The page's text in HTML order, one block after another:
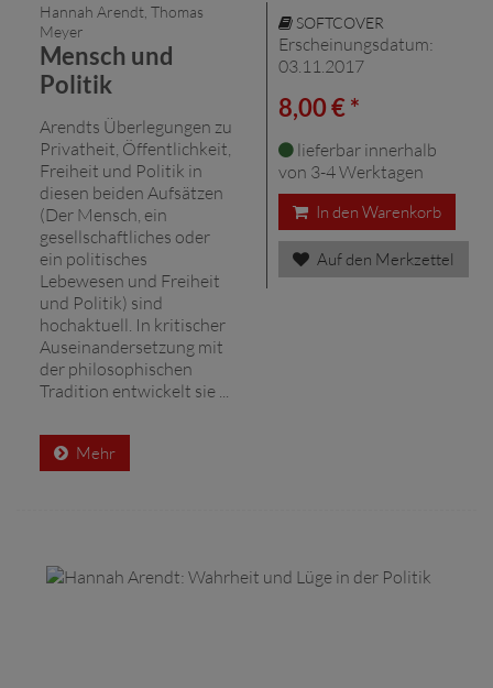
Hannah Arendt, Thomas
Meyer
Mensch und
Politik
Arendts Überlegungen zu
Privatheit, Öffentlichkeit,
Freiheit und Politik in
diesen beiden Aufsätzen
(Der Mensch, ein
gesellschaftliches oder
ein politisches
Lebewesen und Freiheit
und Politik) sind
hochaktuell. In kritischer
Auseinandersetzung mit
der philosophischen
Tradition entwickelt sie ...
Mehr
SOFTCOVER
Erscheinungsdatum:
03.11.2017
8,00 € *
lieferbar innerhalb
von 3-4 Werktagen
In den Warenkorb
Auf den Merkzettel